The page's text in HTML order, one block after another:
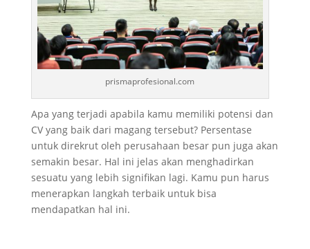
prismaprofesional.com
Apa yang terjadi apabila kamu memiliki potensi dan
CV yang baik dari magang tersebut? Persentase
untuk direkrut oleh perusahaan besar pun juga akan
semakin besar. Hal ini jelas akan menghadirkan
sesuatu yang lebih signifikan lagi. Kamu pun harus
menerapkan langkah terbaik untuk bisa
mendapatkan hal ini.